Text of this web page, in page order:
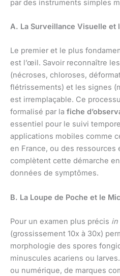
par des instruments simples
A. La Surveillance Visuelle et
Le premier et le plus
est l’œil. Savoir reconnaître
(nécroses, chloroses,
flétrissements) et les signes
est irremplaçable. Ce
formalisé par la fiche
essentiel pour le suivi
applications mobiles comme
en France, ou des ressources
complètent cette démarche
données de symptômes.
B. La Loupe de Poche et le
Pour un examen plus précis in
(grossissement 10x à 30x)
morphologie des spores
minuscules acariens ou
ou numérique, de marques